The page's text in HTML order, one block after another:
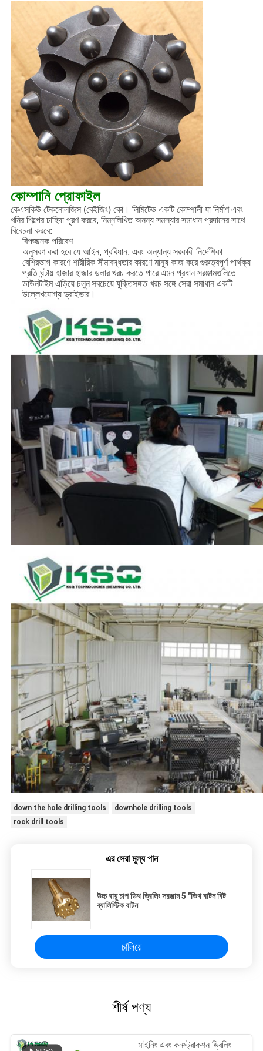
কোম্পানি প্রোফাইল
কেএসকিউ টেকনোলজিস (বেইজিং) কো। লিমিটেড একটি কোম্পানী যা নির্মাণ এবং
খনির শিল্পের চাহিদা পূরণ করবে, নিম্নলিখিত অনন্য সমস্যার সমাধান প্রদানের সাথে
বিবেচনা করবে:
বিপজ্জনক পরিবেশ
অনুসরণ করা হবে যে আইন, প্রবিধান, এবং অন্যান্য সরকারী নির্দেশিকা
বেশিরভাগ কারণে শারীরিক সীমাবদ্ধতার কারণে মানুষ কাজ করে গুরুত্বপূর্ণ পার্থক্য
প্রতি ঘন্টায় হাজার হাজার ডলার খরচ করতে পারে এমন প্রধান সরঞ্জামগুলিতে
ডাউনটাইম এড়িয়ে চলুনসবচেয়ে যুক্তিসঙ্গত খরচ সঙ্গে সেরা সমাধান একটি
উল্লেখযোগ্য ড্রাইভার।
down the hole drilling tools
downhole drilling tools
rock drill tools
এর সেরা মূল্য পান
উচ্চ বায়ু চাপ ডিথ ড্রিলিং সরঞ্জাম 5 "ডিথ বাটন বিট
ব্যালিস্টিক বাটন
চালিয়ে
শীর্ষ পণ্য
মাইনিং এবং কনস্ট্রাকশন ড্রিলিং